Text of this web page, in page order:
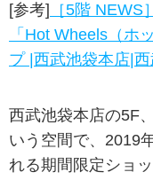
[参考] ［5階
「Hot Wheels（ホ
プ |西武池袋本店|西
西武池袋本店の5F
いう空間で、2019
れる期間限定ショッ